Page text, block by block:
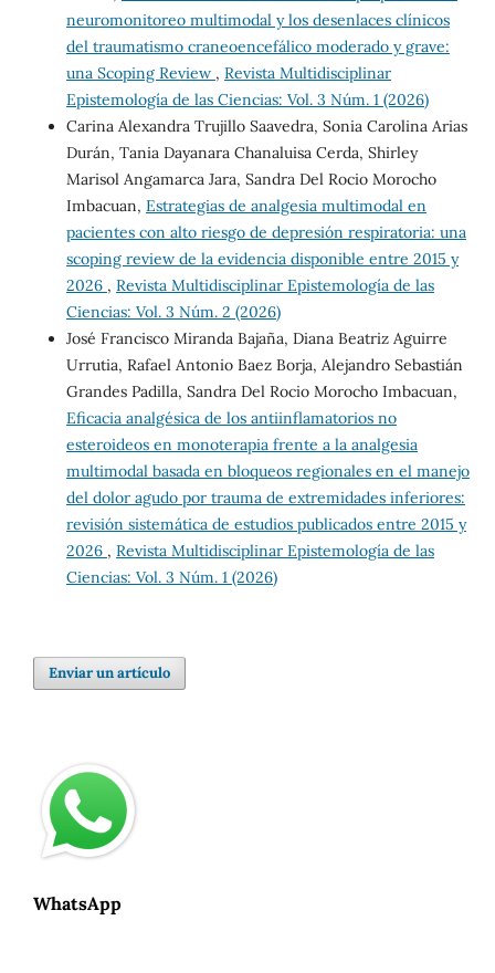
neuromonitoreo multimodal y los desenlaces clínicos
del traumatismo craneoencefálico moderado y grave:
una Scoping Review , Revista Multidisciplinar
Epistemología de las Ciencias: Vol. 3 Núm. 1 (2026)
Carina Alexandra Trujillo Saavedra, Sonia Carolina Arias
Durán, Tania Dayanara Chanaluisa Cerda, Shirley
Marisol Angamarca Jara, Sandra Del Rocio Morocho
Imbacuan, Estrategias de analgesia multimodal en
pacientes con alto riesgo de depresión respiratoria: una
scoping review de la evidencia disponible entre 2015 y
2026 , Revista Multidisciplinar Epistemología de las
Ciencias: Vol. 3 Núm. 2 (2026)
José Francisco Miranda Bajaña, Diana Beatriz Aguirre
Urrutia, Rafael Antonio Baez Borja, Alejandro Sebastián
Grandes Padilla, Sandra Del Rocio Morocho Imbacuan,
Eficacia analgésica de los antiinflamatorios no
esteroideos en monoterapia frente a la analgesia
multimodal basada en bloqueos regionales en el manejo
del dolor agudo por trauma de extremidades inferiores:
revisión sistemática de estudios publicados entre 2015 y
2026 , Revista Multidisciplinar Epistemología de las
Ciencias: Vol. 3 Núm. 1 (2026)
Enviar un artículo
WhatsApp